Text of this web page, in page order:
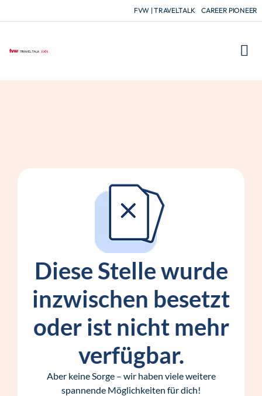
FVW | TRAVELTALK CAREER PIONEER
Diese Stelle wurde
inzwischen besetzt
oder ist nicht mehr
verfügbar.
Aber keine Sorge – wir haben viele weitere
spannende Möglichkeiten für dich!